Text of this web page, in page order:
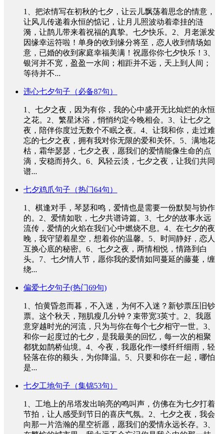
1、把浓情写在初秋的七夕，让云儿飘荡着思念的情意，
让风儿传递着永恒的惦记，让月儿照波动着牵挂的涟
漪，让鹊儿带来着祝福的真挚。七夕快乐。2、月老派发
因缘幸运符啦！单身的收到缘分将至，恋人收到情场如
意，已婚的收到家庭幸福美满！祝愿你你七夕快乐！3、
银河并不宽，盈盈一水间；相距并不远，天上到人间；
等待并不...
违心七夕句子（必备87句）
1、七夕之夜，因为有你，我的心中盛开无比灿烂的永恒
之花。2、繁星沐浴，悄悄约定今晚相会。3、让七夕之
夜，陪伴你度过无数个不眠之夜。4、让我和你，走过难
忘的七夕之夜，拥有我对你无限的爱和关怀。5、满地花
枯，霜华瑟瑟，七夕之夜，愿我们的爱情能像生命的点
滴，安稳而持久。6、风轻云淡，七夕之夜，让我们共同
谱...
七夕鸡爪句子（热门64句）
1、棋逢对手，琴瑟和鸣，爱情也是需要一份默契与协作
的。2、爱情如歌，七夕共谱诗篇。3、七夕的故事永远
流传，爱情的火焰在我们心中燃烧不息。4、在七夕的夜
晚，我守望着星空，想着你的温馨。5、时间静好，恋人
互换心底的秘密。6、七夕之夜，两情相悦，情路到白
头。7、七夕情人节，愿你我的爱情如同蔓延的藤蔓，缠
绕...
偏爱七夕句子(热门69句)
1、怕黄昏忽而暮，不入迷，为何不入迷？新钞票压旧钞
票。这个秋天，翔肌瘦几分钟？束带宽3英寸。2、我愿
意穿越时光的河流，只为与你在每个七夕相守一世。3、
和你一起度过的七夕，是我最美的回忆，每一次的相聚
都犹如鹊桥仙境。4、今夜，我愿化作一缕纤纤细雨，轻
轻落在你的额头，为你降温。5、只要和你在一起，哪怕
是...
七夕工地句子（集锦53句）
1、工地上的吊塔发出响亮的鸣叫声，仿佛在为七夕打着
节拍，让人感受到节日的喜庆气氛。2、七夕之夜，我会
向那一片浩瀚的星空祈愿，愿我们的爱情永远长存。3、